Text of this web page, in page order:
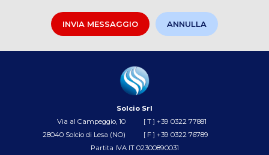
Solcio Srl
Via al Campeggio, 10
28040 Solcio di Lesa (NO)
[ T ] +39 0322 77881
[ F ] +39 0322 76789
Partita IVA IT 02300890031